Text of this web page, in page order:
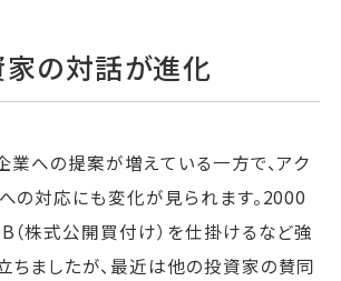
の対話が進化
業への提案が増えている一方で、アク
の対応にも変化が見られます。2000
株式公開買付け）を仕掛けるなど強
ちましたが、最近は他の投資家の賛同